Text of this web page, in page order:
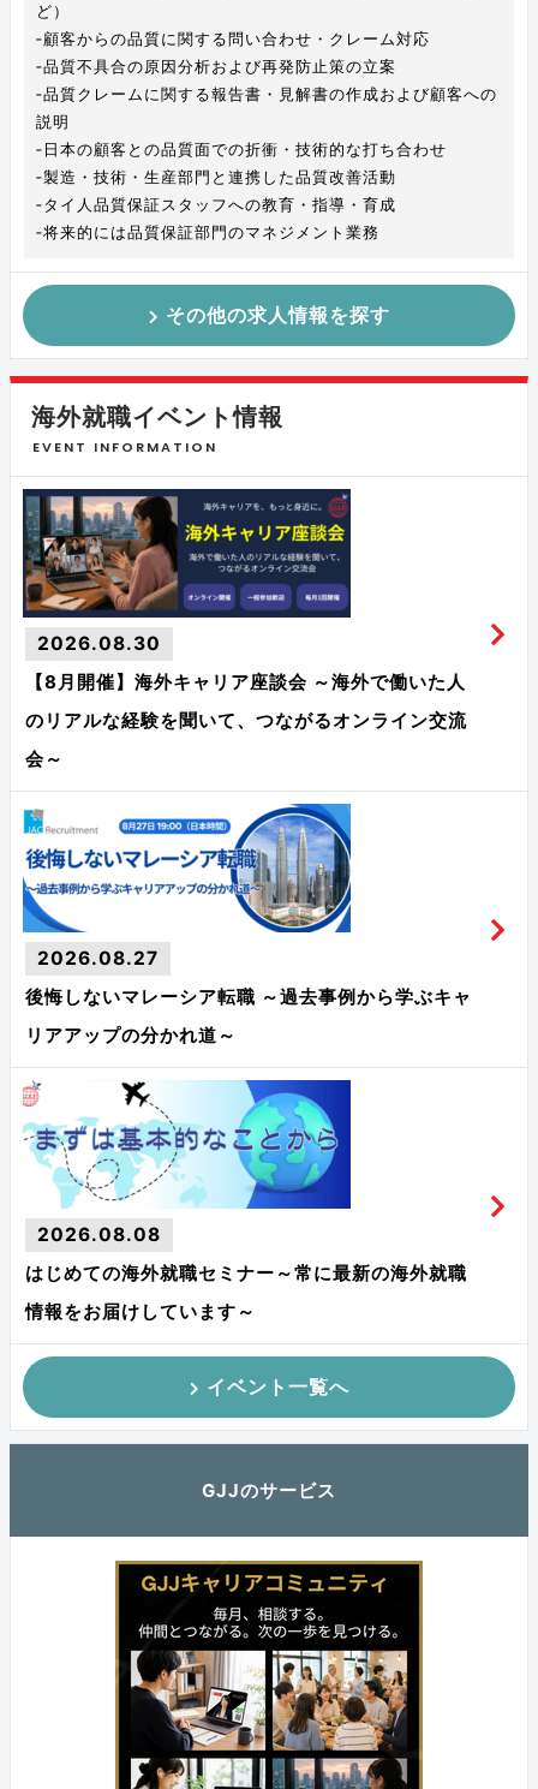
ど）
‐顧客からの品質に関する問い合わせ・クレーム対応
‐品質不具合の原因分析および再発防止策の立案
‐品質クレームに関する報告書・見解書の作成および顧客への
説明
‐日本の顧客との品質面での折衝・技術的な打ち合わせ
‐製造・技術・生産部門と連携した品質改善活動
‐タイ人品質保証スタッフへの教育・指導・育成
‐将来的には品質保証部門のマネジメント業務
その他の求人情報を探す
海外就職イベント情報
EVENT INFORMATION
2026.08.30
【8月開催】海外キャリア座談会 ～海外で働いた人
のリアルな経験を聞いて、つながるオンライン交流
会～
2026.08.27
後悔しないマレーシア転職 ～過去事例から学ぶキャ
リアアップの分かれ道～
2026.08.08
はじめての海外就職セミナー～常に最新の海外就職
情報をお届けしています～
イベント一覧へ
GJJのサービス